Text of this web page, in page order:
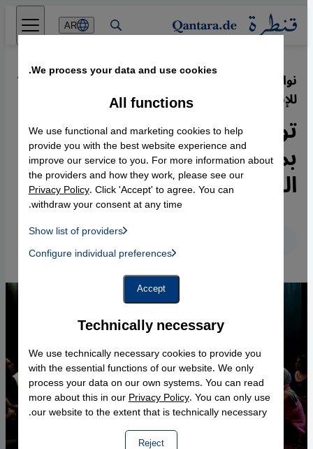
Direkt zum Inhalt springen
AR
نوادي السينما في مصر...فضاءات
للإبداع والحرية
·
10.12.2016
تواصل إنساني ثقافي
بمشاهدة جماعية لأفلام
الشعوب
عربي
We process your data and use cookies.
Technically necessary
We use technically necessary cookies to provide you
with the essential functions of our website. We only
process your data on our own systems. You can read
more about this in ourPrivacy Policy. You can only use
our website to the extent that is technically necessary.
Reject
All functions
We use functional and marketing cookies to help
provide you with the best website experience and
improve our service to you. For more information about
the providers and how they work, please see our
Privacy Policy. Click 'Accept' to agree. You can
withdraw your consent at any time.
Show list of providers
Instagram Embed, Twitter Embed, Youtube Embed
Facebook Embed / Facebook Connect
Google Maps Embed
Configure individual preferences
Accept